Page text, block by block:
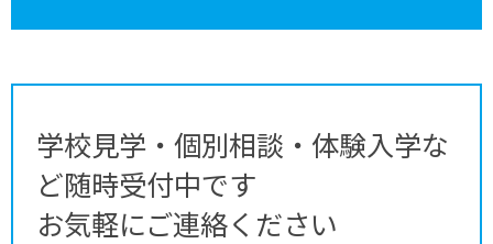
学校見学・個別相談・体験入学な
ど随時受付中です
お気軽にご連絡ください